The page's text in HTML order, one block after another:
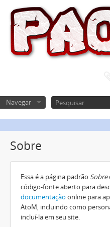
Navegar
Sobre
Essa é a página padrão Sobre
código-fonte aberto para
documentação online para
AtoM, incluindo como
incluí-la em seu site.